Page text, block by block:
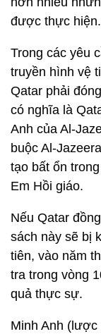
được thực hiện.
Trong các yêu
truyền hình vệ
Qatar phải
có nghĩa là
Anh của Al-
buộc Al-
tạo bất ổn
Em Hồi giáo.
Nếu Qatar
sách này sẽ bị
tiên, vào năm
tra trong vòng
quả thực sự.
Minh Anh (lược